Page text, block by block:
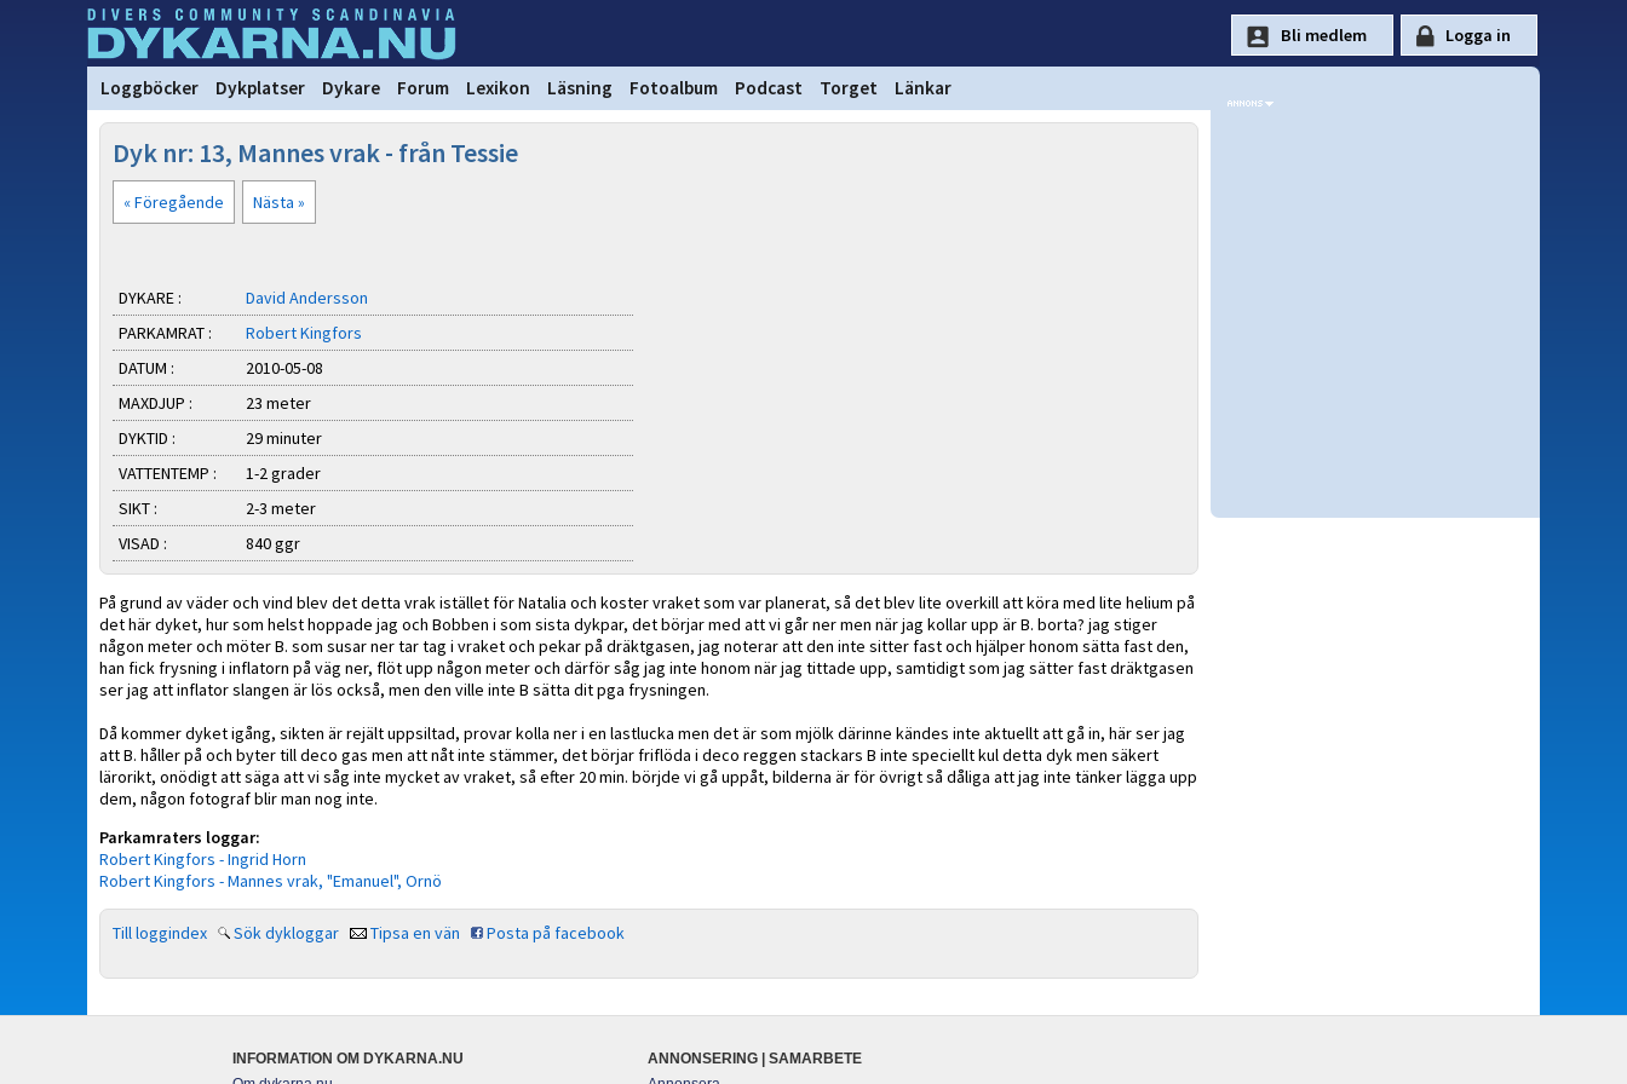
Loggböcker Dykplatser Dykare Forum Lexikon Läsning Fotoalbum Podcast Torget Länkar
Dyk nr: 13, Mannes vrak - från Tessie
« Föregående Nästa »
DYKARE :
David Andersson
PARKAMRAT :
Robert Kingfors
DATUM :
2010-05-08
MAXDJUP :
23 meter
DYKTID :
29 minuter
VATTENTEMP :
1-2 grader
SIKT :
2-3 meter
VISAD :
840 ggr
På grund av väder och vind blev det detta vrak istället för Natalia och koster vraket som var planerat, så det blev lite overkill att köra med lite helium på
det här dyket, hur som helst hoppade jag och Bobben i som sista dykpar, det börjar med att vi går ner men när jag kollar upp är B. borta? jag stiger
någon meter och möter B. som susar ner tar tag i vraket och pekar på dräktgasen, jag noterar att den inte sitter fast och hjälper honom sätta fast den,
han fick frysning i inflatorn på väg ner, flöt upp någon meter och därför såg jag inte honom när jag tittade upp, samtidigt som jag sätter fast dräktgasen
ser jag att inflator slangen är lös också, men den ville inte B sätta dit pga frysningen.
Då kommer dyket igång, sikten är rejält uppsiltad, provar kolla ner i en lastlucka men det är som mjölk därinne kändes inte aktuellt att gå in, här ser jag
att B. håller på och byter till deco gas men att nåt inte stämmer, det börjar friflöda i deco reggen stackars B inte speciellt kul detta dyk men säkert
lärorikt, onödigt att säga att vi såg inte mycket av vraket, så efter 20 min. börjde vi gå uppåt, bilderna är för övrigt så dåliga att jag inte tänker lägga upp
dem, någon fotograf blir man nog inte.
Parkamraters loggar:
Robert Kingfors - Ingrid Horn
Robert Kingfors - Mannes vrak, "Emanuel", Ornö
Till loggindex Sök dykloggar Tipsa en vän Posta på facebook
INFORMATION OM DYKARNA.NU
ANNONSERING | SAMARBETE